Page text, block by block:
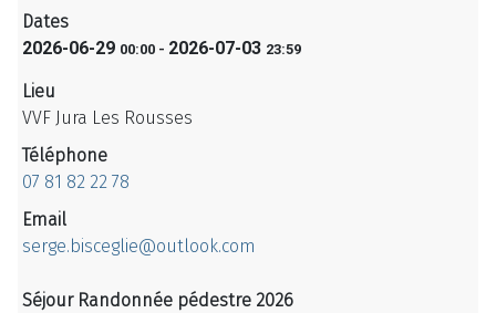
Dates
2026-06-29 00:00 - 2026-07-03 23:59
Lieu
VVF Jura Les Rousses
Téléphone
07 81 82 22 78
Email
serge.bisceglie@outlook.com
Séjour Randonnée pédestre 2026